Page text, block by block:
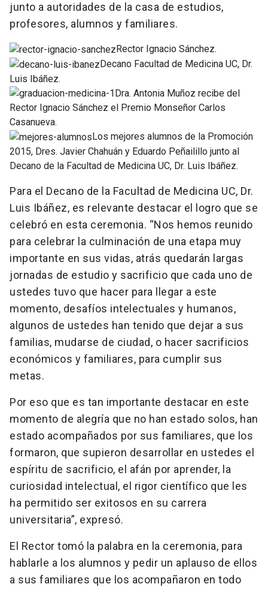
junto a autoridades de la casa de estudios,
profesores, alumnos y familiares.
Rector Ignacio Sánchez.
Decano Facultad de Medicina UC, Dr.
Luis Ibáñez.
Dra. Antonia Muñoz recibe del
Rector Ignacio Sánchez el Premio Monseñor Carlos
Casanueva.
Los mejores alumnos de la Promoción
2015, Dres. Javier Chahuán y Eduardo Peñailillo junto al
Decano de la Facultad de Medicina UC, Dr. Luis Ibáñez.
Para el Decano de la Facultad de Medicina UC, Dr.
Luis Ibáñez, es relevante destacar el logro que se
celebró en esta ceremonia. “Nos hemos reunido
para celebrar la culminación de una etapa muy
importante en sus vidas, atrás quedarán largas
jornadas de estudio y sacrificio que cada uno de
ustedes tuvo que hacer para llegar a este
momento, desafíos intelectuales y humanos,
algunos de ustedes han tenido que dejar a sus
familias, mudarse de ciudad, o hacer sacrificios
económicos y familiares, para cumplir sus
metas.
Por eso que es tan importante destacar en este
momento de alegría que no han estado solos, han
estado acompañados por sus familiares, que los
formaron, que supieron desarrollar en ustedes el
espíritu de sacrificio, el afán por aprender, la
curiosidad intelectual, el rigor científico que les
ha permitido ser exitosos en su carrera
universitaria”, expresó.
El Rector tomó la palabra en la ceremonia, para
hablarle a los alumnos y pedir un aplauso de ellos
a sus familiares que los acompañaron en todo